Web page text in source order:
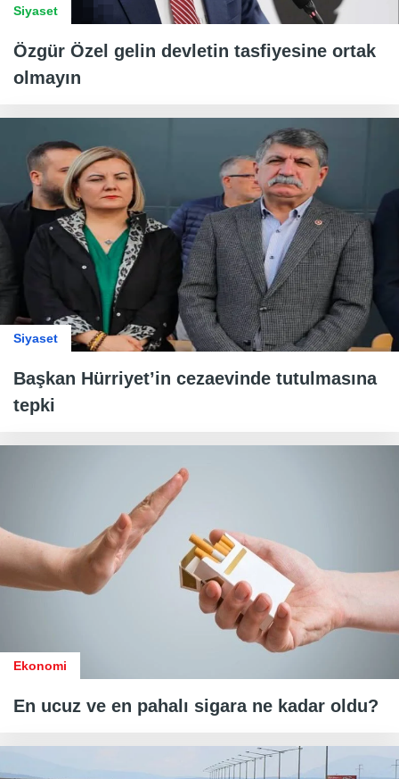
Siyaset
Özgür Özel gelin devletin tasfiyesine ortak
olmayın
Siyaset
Başkan Hürriyet’in cezaevinde tutulmasına
tepki
Ekonomi
En ucuz ve en pahalı sigara ne kadar oldu?